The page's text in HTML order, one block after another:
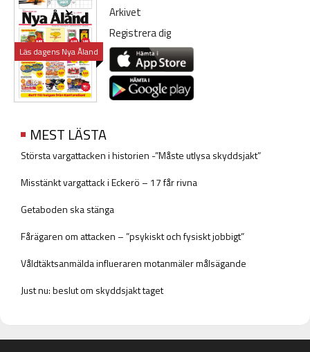
Läs dagens Nya Åland
Arkivet
Registrera dig
MEST LÄSTA
Största vargattacken i historien -”Måste utlysa skyddsjakt”
Misstänkt vargattack i Eckerö – 17 får rivna
Getaboden ska stänga
Fårägaren om attacken – ”psykiskt och fysiskt jobbigt”
Våldtäktsanmälda influeraren motanmäler målsägande
Just nu: beslut om skyddsjakt taget